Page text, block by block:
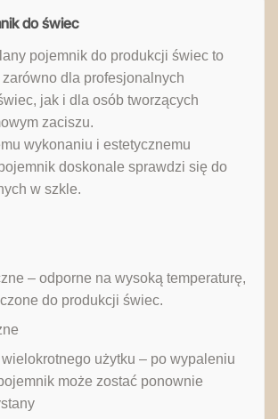
do świec
pojemnik do produkcji świec to
dla profesjonalnych
jak i dla osób tworzących
zaciszu.
wykonaniu i estetycznemu
doskonale sprawdzi się do
w szkle.
– odporne na wysoką temperaturę,
do produkcji świec.
wielokrotnego użytku – po wypaleniu
może zostać ponownie